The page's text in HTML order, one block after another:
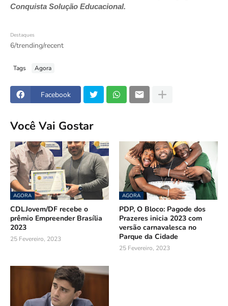
Conquista Solução Educacional.
Destaques
6/trending/recent
Tags Agora
Facebook
Você Vai Gostar
AGORA
CDLJovem/DF recebe o
prêmio Empreender Brasília
2023
25 Fevereiro, 2023
AGORA
PDP, O Bloco: Pagode dos
Prazeres inicia 2023 com
versão carnavalesca no
Parque da Cidade
25 Fevereiro, 2023